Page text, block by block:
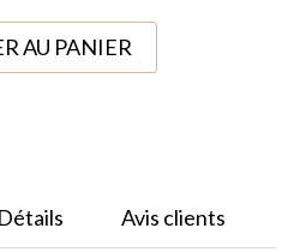
AU PANIER
Détails Avis clients